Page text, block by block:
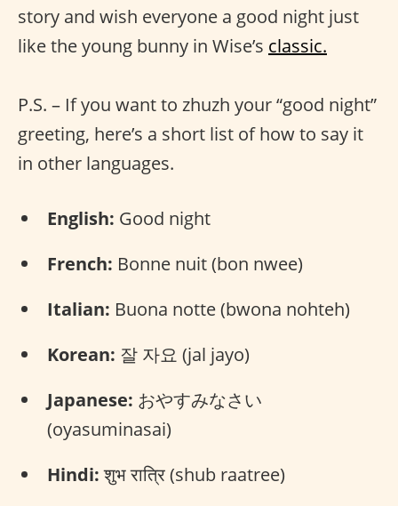
story and wish everyone a good night just
like the young bunny in Wise’s classic.
P.S. – If you want to zhuzh your “good night”
greeting, here’s a short list of how to say it
in other languages.
English: Good night
French: Bonne nuit (bon nwee)
Italian: Buona notte (bwona nohteh)
Korean: 잘 자요 (jal jayo)
Japanese: おやすみなさい
(oyasuminasai)
Hindi:शुभ रात्रि (shub raatree)